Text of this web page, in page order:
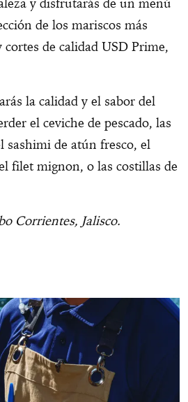
y disfrutarás de un menú
de los mariscos más
de calidad USD Prime,
la calidad y el sabor del
el ceviche de pescado, las
sashimi de atún fresco, el
filet mignon, o las costillas de
Corrientes, Jalisco.